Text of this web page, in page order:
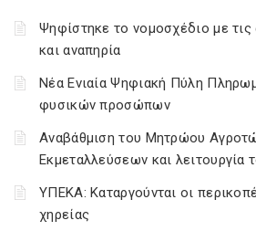
Ψηφίστηκε το νομοσχέδιο με
και αναπηρία
Νέα Ενιαία Ψηφιακή Πύλη
φυσικών προσώπων
Αναβάθμιση του Μητρώου
Εκμεταλλεύσεων και
ΥΠΕΚΑ: Καταργούνται οι
χηρείας